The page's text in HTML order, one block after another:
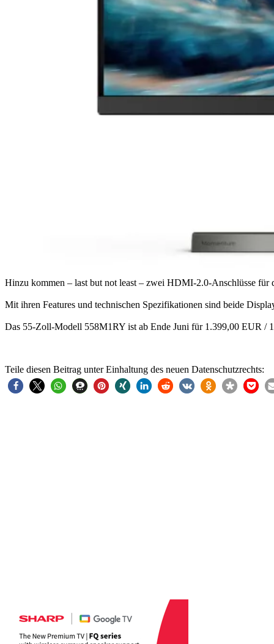
Hinzu kommen – last but not least – zwei HDMI-2.0-Anschlüsse für
Mit ihren Features und technischen Spezifikationen sind beide
Das 55-Zoll-Modell 558M1RY ist ab Ende Juni für 1.399,00 EUR
Teile diesen Beitrag unter Einhaltung des neuen Datenschutzrechts: